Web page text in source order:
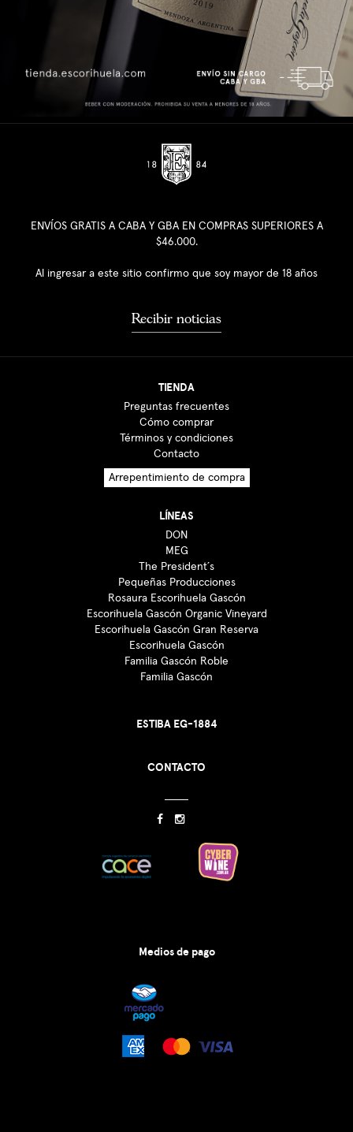
ENVÍOS GRATIS A CABA Y GBA EN COMPRAS SUPERIORES A
$46.000.
Al ingresar a este sitio confirmo que soy mayor de 18 años
Recibir noticias
TIENDA
Preguntas frecuentes
Cómo comprar
Términos y condiciones
Contacto
Arrepentimiento de compra
LÍNEAS
DON
MEG
The President´s
Pequeñas Producciones
Rosaura Escorihuela Gascón
Escorihuela Gascón Organic Vineyard
Escorihuela Gascón Gran Reserva
Escorihuela Gascón
Familia Gascón Roble
Familia Gascón
ESTIBA EG-1884
CONTACTO
Medios de pago